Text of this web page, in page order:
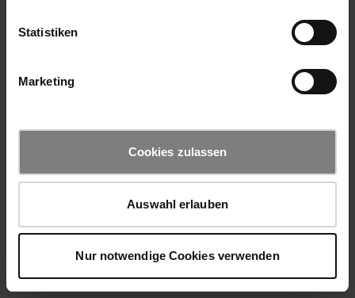
Statistiken
Marketing
Cookies zulassen
Auswahl erlauben
Nur notwendige Cookies verwenden